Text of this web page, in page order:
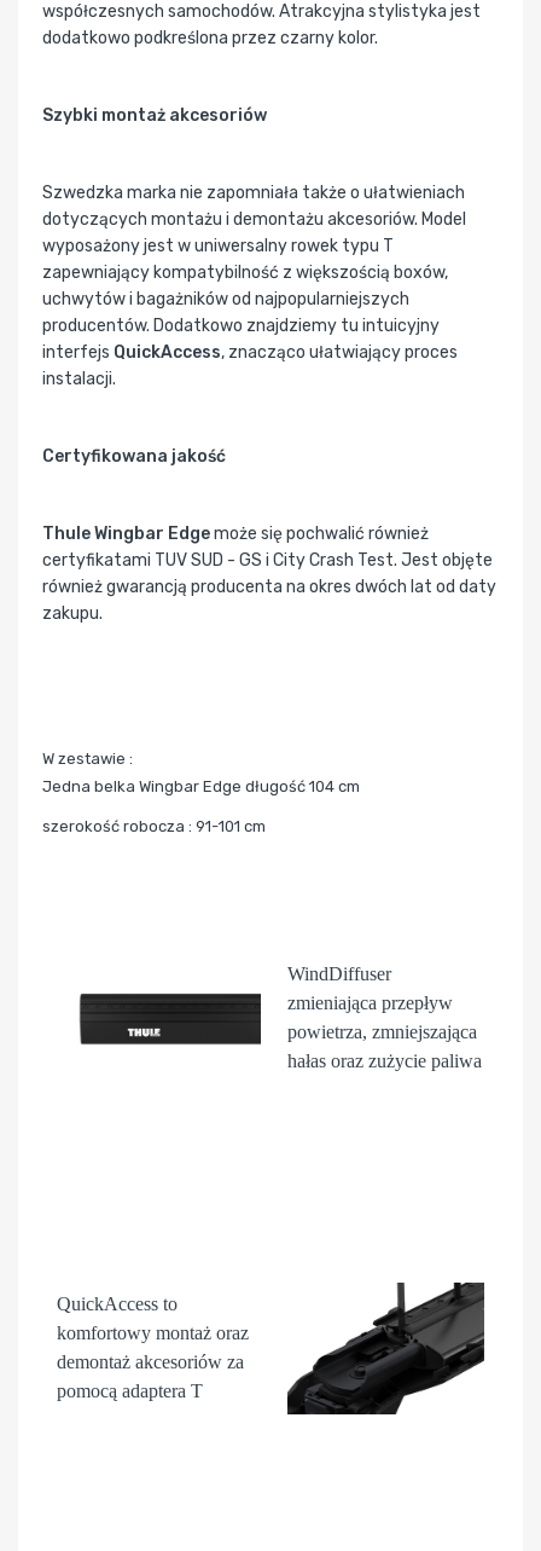
współczesnych samochodów. Atrakcyjna stylistyka jest
dodatkowo podkreślona przez czarny kolor.
Szybki montaż akcesoriów
Szwedzka marka nie zapomniała także o ułatwieniach
dotyczących montażu i demontażu akcesoriów. Model
wyposażony jest w uniwersalny rowek typu T
zapewniający kompatybilność z większością boxów,
uchwytów i bagażników od najpopularniejszych
producentów. Dodatkowo znajdziemy tu intuicyjny
interfejs QuickAccess, znacząco ułatwiający proces
instalacji.
Certyfikowana jakość
Thule Wingbar Edgemoże się pochwalić również
certyfikatami TUV SUD - GS i City Crash Test. Jest objęte
również gwarancją producenta na okres dwóch lat od daty
zakupu.
W zestawie :
Jedna belka Wingbar Edge długość 104 cm
szerokość robocza : 91-101 cm
WindDiffuser
zmieniająca przepływ
powietrza, zmniejszająca
hałas oraz zużycie paliwa
QuickAccess to
komfortowy montaż oraz
demontaż akcesoriów za
pomocą adaptera T